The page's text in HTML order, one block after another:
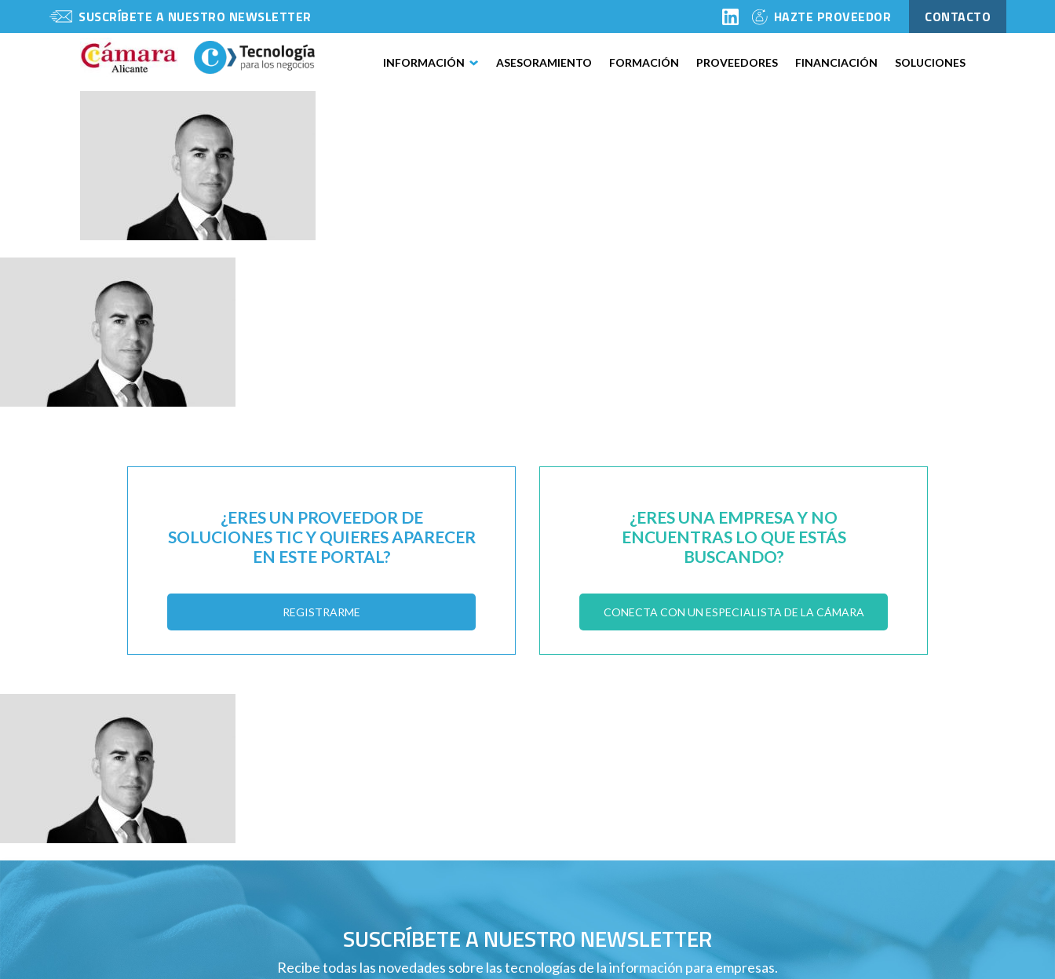
SUSCRÍBETE A NUESTRO NEWSLETTER HAZTE PROVEEDOR CONTACTO
INFORMACIÓN ASESORAMIENTO FORMACIÓN PROVEEDORES FINANCIACIÓN SOLUCIONES
¿ERES UN PROVEEDOR DE
SOLUCIONES TIC Y QUIERES APARECER
EN ESTE PORTAL?
REGISTRARME
¿ERES UNA EMPRESA Y NO
ENCUENTRAS LO QUE ESTÁS
BUSCANDO?
CONECTA CON UN ESPECIALISTA DE LA CÁMARA
SUSCRÍBETE A NUESTRO NEWSLETTER
Recibe todas las novedades sobre las tecnologías de la información para empresas.